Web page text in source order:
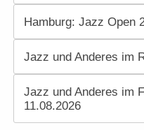
Hamburg: Jazz Open
Jazz und Anderes im
Jazz und Anderes im
11.08.2026